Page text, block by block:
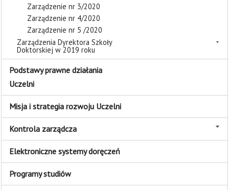
Zarządzenie nr 3/2020
Zarządzenie nr 4/2020
Zarządzenie nr 5 /2020
Zarządzenia Dyrektora Szkoły
Doktorskiej w 2019 roku
Podstawy prawne działania
Uczelni
Misja i strategia rozwoju Uczelni
Kontrola zarządcza
Elektroniczne systemy doręczeń
Programy studiów